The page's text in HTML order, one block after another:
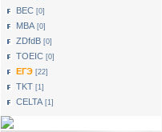
BEC [0]
MBA [0]
ZDfdB [0]
TOEIC [0]
ЕГЭ [22]
TKT [1]
CELTA [1]